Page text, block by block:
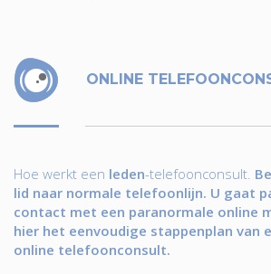
ONLINE
Hoe werkt een leden-telefoonconsult.
lid naar normale telefoonlijn. U gaat
contact met een paranormale online
hier het eenvoudige stappenplan van
online telefoonconsult.